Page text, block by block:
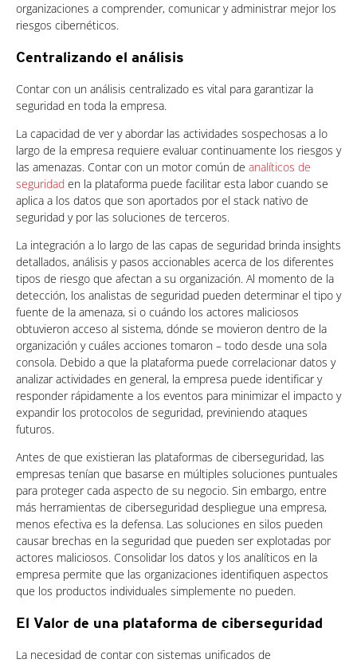
organizaciones a comprender, comunicar y administrar mejor los
riesgos cibernéticos.
Centralizando el análisis
Contar con un análisis centralizado es vital para garantizar la
seguridad en toda la empresa.
La capacidad de ver y abordar las actividades sospechosas a lo
largo de la empresa requiere evaluar continuamente los riesgos y
las amenazas. Contar con un motor común de analíticos de
seguridad en la plataforma puede facilitar esta labor cuando se
aplica a los datos que son aportados por el stack nativo de
seguridad y por las soluciones de terceros.
La integración a lo largo de las capas de seguridad brinda insights
detallados, análisis y pasos accionables acerca de los diferentes
tipos de riesgo que afectan a su organización. Al momento de la
detección, los analistas de seguridad pueden determinar el tipo y
fuente de la amenaza, si o cuándo los actores maliciosos
obtuvieron acceso al sistema, dónde se movieron dentro de la
organización y cuáles acciones tomaron – todo desde una sola
consola. Debido a que la plataforma puede correlacionar datos y
analizar actividades en general, la empresa puede identificar y
responder rápidamente a los eventos para minimizar el impacto y
expandir los protocolos de seguridad, previniendo ataques
futuros.
Antes de que existieran las plataformas de ciberseguridad, las
empresas tenían que basarse en múltiples soluciones puntuales
para proteger cada aspecto de su negocio. Sin embargo, entre
más herramientas de ciberseguridad despliegue una empresa,
menos efectiva es la defensa. Las soluciones en silos pueden
causar brechas en la seguridad que pueden ser explotadas por
actores maliciosos. Consolidar los datos y los analíticos en la
empresa permite que las organizaciones identifiquen aspectos
que los productos individuales simplemente no pueden.
El Valor de una plataforma de ciberseguridad
La necesidad de contar con sistemas unificados de